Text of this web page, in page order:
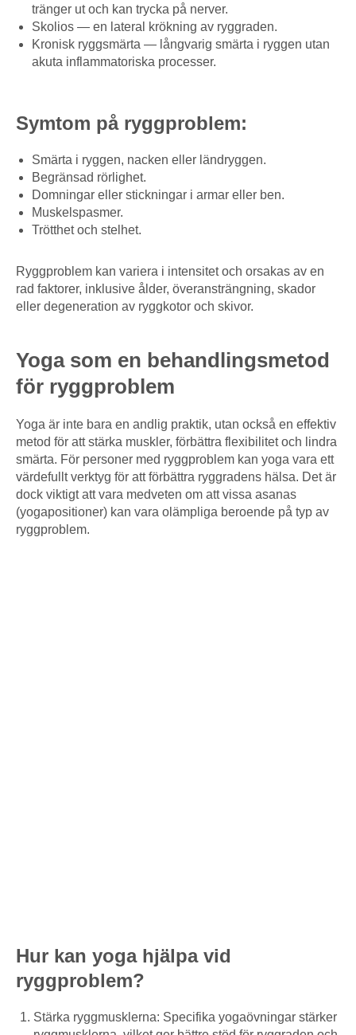
tränger ut och kan trycka på nerver.
Skolios — en lateral krökning av ryggraden.
Kronisk ryggsmärta — långvarig smärta i ryggen utan
akuta inflammatoriska processer.
Symtom på ryggproblem:
Smärta i ryggen, nacken eller ländryggen.
Begränsad rörlighet.
Domningar eller stickningar i armar eller ben.
Muskelspasmer.
Trötthet och stelhet.
Ryggproblem kan variera i intensitet och orsakas av en
rad faktorer, inklusive ålder, överansträngning, skador
eller degeneration av ryggkotor och skivor.
Yoga som en behandlingsmetod
för ryggproblem
Yoga är inte bara en andlig praktik, utan också en effektiv
metod för att stärka muskler, förbättra flexibilitet och lindra
smärta. För personer med ryggproblem kan yoga vara ett
värdefullt verktyg för att förbättra ryggradens hälsa. Det är
dock viktigt att vara medveten om att vissa asanas
(yogapositioner) kan vara olämpliga beroende på typ av
ryggproblem.
Hur kan yoga hjälpa vid
ryggproblem?
Stärka ryggmusklerna: Specifika yogaövningar stärker